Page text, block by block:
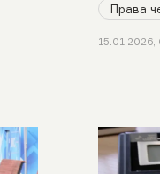
Права
15.01.2026,